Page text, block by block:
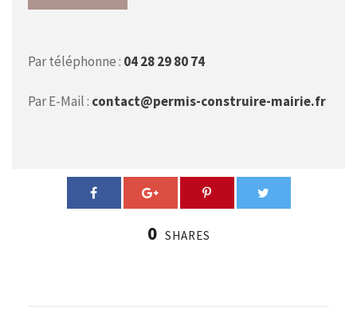
Par téléphonne : 04 28 29 80 74
Par E-Mail : contact@permis-construire-mairie.fr
0 SHARES